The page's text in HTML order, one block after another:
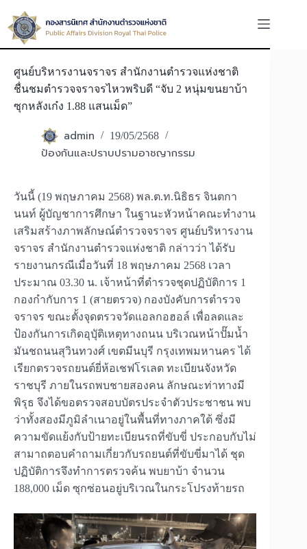
to
content
ศูนย์บริหารงานจราจร สำนักงานตำรวจแห่งชาติ
ชื่นชมตำรวจจราจรไหวพริบดี “จับ 2 หนุ่มขนยาบ้า
ซุกหลังเก๋ง 1.88 แสนเม็ด”
admin 19/05/2568
ป้องกันและปราบปรามอาชญากรรม
วันนี้ (19 พฤษภาคม 2568) พล.ต.ท.นิธิธร จินตกา
นนท์ ผู้บัญชาการศึกษา ในฐานะหัวหน้าคณะทำงาน
เสริมสร้างภาพลักษณ์ตำรวจจราจร ศูนย์บริหารงาน
จราจร สำนักงานตำรวจแห่งชาติ กล่าวว่า ได้รับ
รายงานกรณีเมื่อวันที่ 18 พฤษภาคม 2568 เวลา
ประมาณ 03.30 น. เจ้าหน้าที่ตำรวจชุดปฏิบัติการ 1
กองกำกับการ 1 (สายตรวจ) กองบังคับการตำรวจ
จราจร ขณะตั้งจุดตรวจวัดแอลกอฮอล์ เพื่อลดและ
ป้องกันการเกิดอุบุัติเหตุทางถนน บริเวณหน้าปั๊มน้ำ
มันชถนนสุวินทวงศ์ เขตมีนบุรี กรุงเทพมหานคร ได้
เรียกตรวจรถยนต์ยี่ห้อเชฟโรเลต ทะเบียนจังหวัด
ราชบุรี ภายในรถพบชายสองคน ลักษณะท่าทางมี
พิรุธ จึงได้ขอตรวจสอบบัตรประจำตัวประชาชน พบ
ว่าทั้งสองมีภูมิลำเนาอยู่ในพื้นที่ทางภาคใต้ ซึ่งมี
ความขัดแย้งกับป้ายทะเบียนรถที่ขับขี่ ประกอบกับไม่
สามาถตอบคำถามเกี่ยวกับรถยนต์ที่ขับขี่มาได้ ชุด
ปฏิบัติการจึงทำการตรวจค้น พบยาบ้า จำนวน
188,000 เม็ด ซุกซ่อนอยู่บริเวณในกระโปรงท้ายรถ